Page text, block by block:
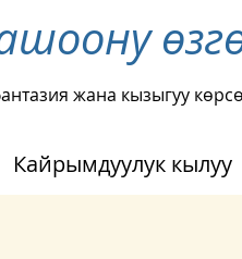
жана кызыгуу
Кайрымдуулук кылуу